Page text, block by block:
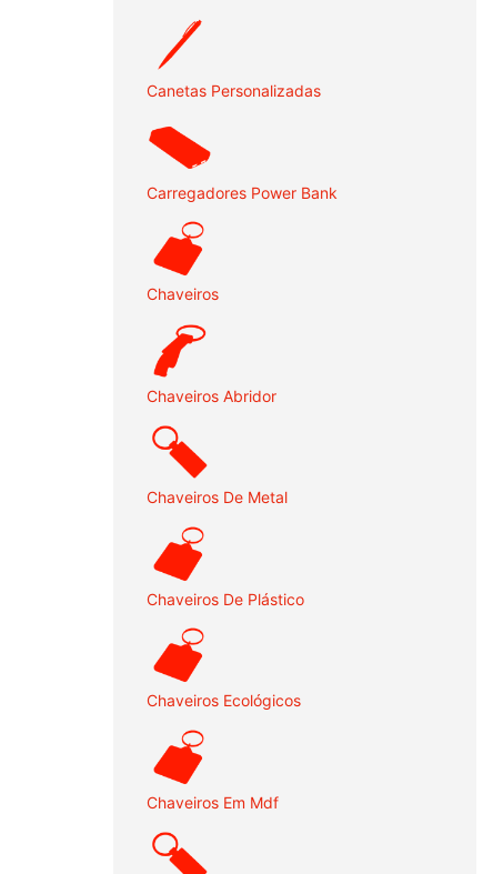
Canetas Personalizadas
Carregadores Power Bank
Chaveiros
Chaveiros Abridor
Chaveiros De Metal
Chaveiros De Plástico
Chaveiros Ecológicos
Chaveiros Em Mdf